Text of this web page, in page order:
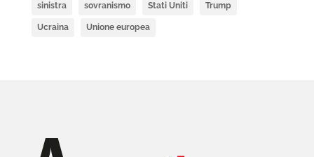
sinistra sovranismo Stati Uniti Trump
Ucraina Unione europea